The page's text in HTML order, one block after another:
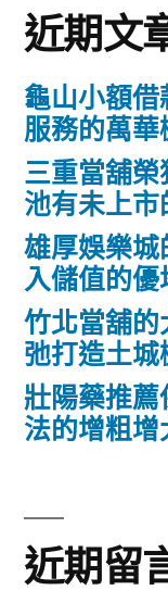
近期文
龜山小額
服務的萬華
三重當舖
池有未上
雄厚娛樂
入儲值的
竹北當舖
弛打造土城
壯陽藥推
法的增粗增
近期留